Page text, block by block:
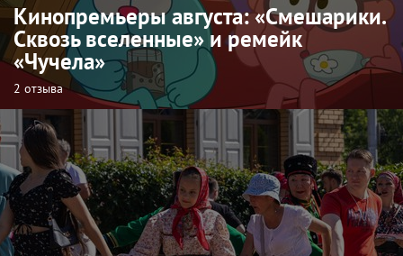
Кинопремьеры августа: «Смешарики.
Сквозь вселенные» и ремейк
«Чучела»
2 отзыва